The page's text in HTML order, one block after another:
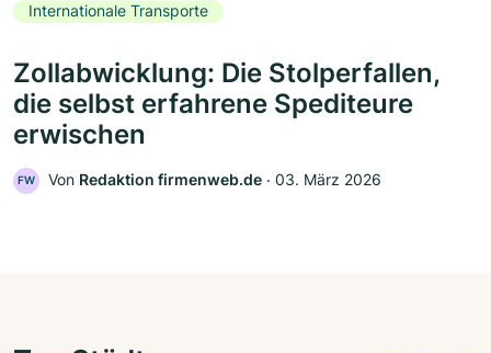
Internationale Transporte
Zollabwicklung: Die Stolperfallen,
die selbst erfahrene Spediteure
erwischen
FW Von Redaktion firmenweb.de ‧ 03. März 2026